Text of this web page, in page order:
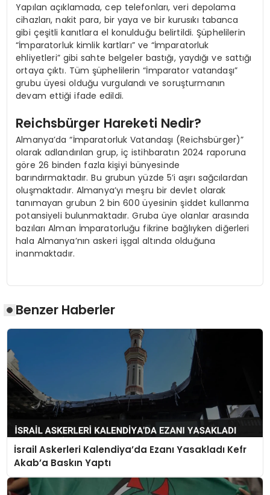
Yapılan açıklamada, cep telefonları, veri depolama
cihazları, nakit para, bir yaya ve bir kurusıkı tabanca
gibi çeşitli kanıtlara el konulduğu belirtildi. Şüphelilerin
“İmparatorluk kimlik kartları” ve “İmparatorluk
ehliyetleri” gibi sahte belgeler bastığı, yaydığı ve sattığı
ortaya çıktı. Tüm şüphelilerin “İmparator vatandaşı”
grubu üyesi olduğu vurgulandı ve soruşturmanın
devam ettiği ifade edildi.
Reichsbürger Hareketi Nedir?
Almanya’da “İmparatorluk Vatandaşı (Reichsbürger)”
olarak adlandırılan grup, iç istihbaratın 2024 raporuna
göre 26 binden fazla kişiyi bünyesinde
barındırmaktadır. Bu grubun yüzde 5’i aşırı sağcılardan
oluşmaktadır. Almanya’yı meşru bir devlet olarak
tanımayan grubun 2 bin 600 üyesinin şiddet kullanma
potansiyeli bulunmaktadır. Gruba üye olanlar arasında
bazıları Alman İmparatorluğu fikrine bağlıyken diğerleri
hala Almanya’nın askeri işgal altında olduğuna
inanmaktadır.
Benzer Haberler
İsrail Askerleri Kalendiya’da Ezanı Yasakladı Kefr
Akab’a Baskın Yaptı